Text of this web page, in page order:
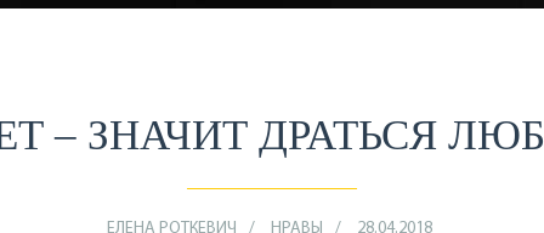
– ЗНАЧИТ ДРАТЬСЯ
ЕЛЕНА РОТКЕВИЧ НРАВЫ 28.04.2018